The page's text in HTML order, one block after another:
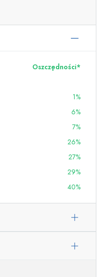
Oszczędności*
1%
6%
7%
26%
27%
29%
40%